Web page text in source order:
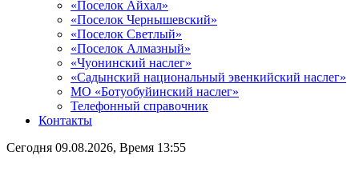
«Поселок Айхал»
«Поселок Чернышевский»
«Поселок Светлый»
«Поселок Алмазный»
«Чуонинский наслег»
«Садынский национальный эвенкийский наслег»
МО «Ботуобуйинский наслег»
Телефонный справочник
Контакты
Сегодня 09.08.2026, Время 13:55